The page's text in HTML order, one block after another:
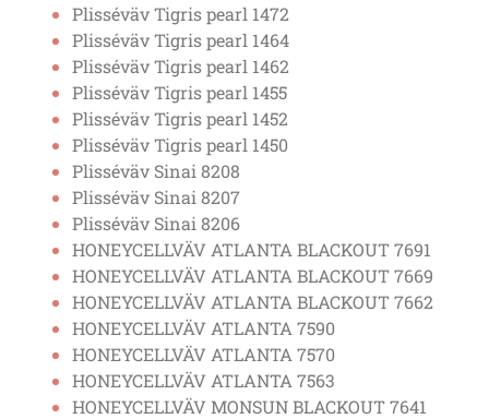
Plisséväv Tigris pearl 1472
Plisséväv Tigris pearl 1464
Plisséväv Tigris pearl 1462
Plisséväv Tigris pearl 1455
Plisséväv Tigris pearl 1452
Plisséväv Tigris pearl 1450
Plisséväv Sinai 8208
Plisséväv Sinai 8207
Plisséväv Sinai 8206
HONEYCELLVÄV ATLANTA BLACKOUT 7691
HONEYCELLVÄV ATLANTA BLACKOUT 7669
HONEYCELLVÄV ATLANTA BLACKOUT 7662
HONEYCELLVÄV ATLANTA 7590
HONEYCELLVÄV ATLANTA 7570
HONEYCELLVÄV ATLANTA 7563
HONEYCELLVÄV MONSUN BLACKOUT 7641